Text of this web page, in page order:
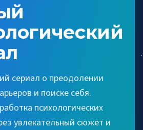
сериал о преодолении
и поиске себя.
психологических
увлекательный сюжет и